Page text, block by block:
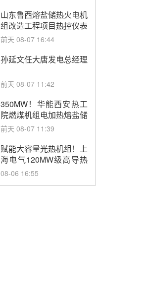
山东鲁西熔盐储热火电机
组改造工程项目热控仪表
成套设备采购
前天 08-07 16:44
孙延文任大唐发电总经理
前天 08-07 11:42
350MW！华能西安热工
院燃煤机组电加热熔盐储
能提升机组灵活性改造项
务采购
前天 08-07 11:39
赋能大容量光热机组！上
海电气120MW级高导热
空冷发电机通过型式试验
08-06 16:55